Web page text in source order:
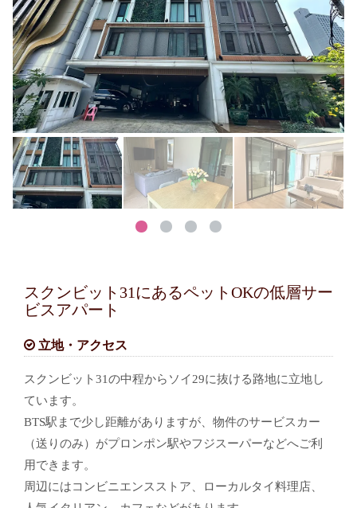
スクンビット31にあるペットOKの低層サー
ビスアパート
立地・アクセス
スクンビット31の中程からソイ29に抜ける路地に立地し
ています。
BTS駅まで少し距離がありますが、物件のサービスカー
（送りのみ）がプロンポン駅やフジスーパーなどへご利
用できます。
周辺にはコンビニエンスストア、ローカルタイ料理店、